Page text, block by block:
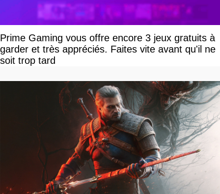
Prime Gaming vous offre encore 3 jeux gratuits à
garder et très appréciés. Faites vite avant qu'il ne
soit trop tard